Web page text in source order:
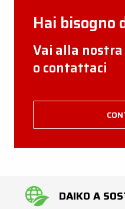
Hai bisogno
Vai alla
o contattaci
DAIKO A